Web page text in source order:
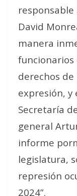
David
manera
derechos
expresión,
Secretaría
general
informe
legislatura,
represión
2024”.